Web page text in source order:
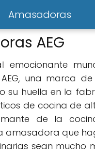
Amasadoras
AEG
emocionante
una marca
su huella en la
de cocina de
de la
amasadora que
sean mucho